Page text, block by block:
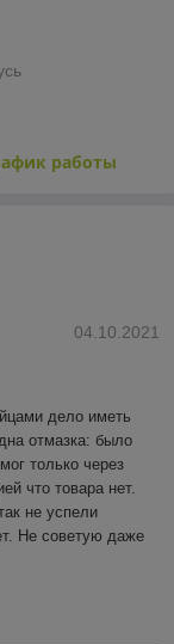
работы
04.10.2021
дело иметь
отмазка: было
только через
что товара нет.
не успели
Не советую даже